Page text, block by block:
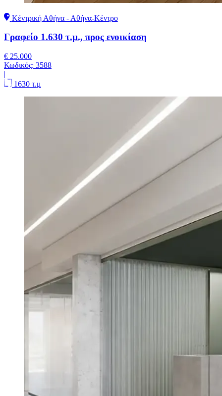
Κέντρική Αθήνα - Αθήνα-Κέντρο
Γραφείο 1.630 τ.μ., προς ενοικίαση
€ 25.000
Κωδικός: 3588
|
1630 τ.μ